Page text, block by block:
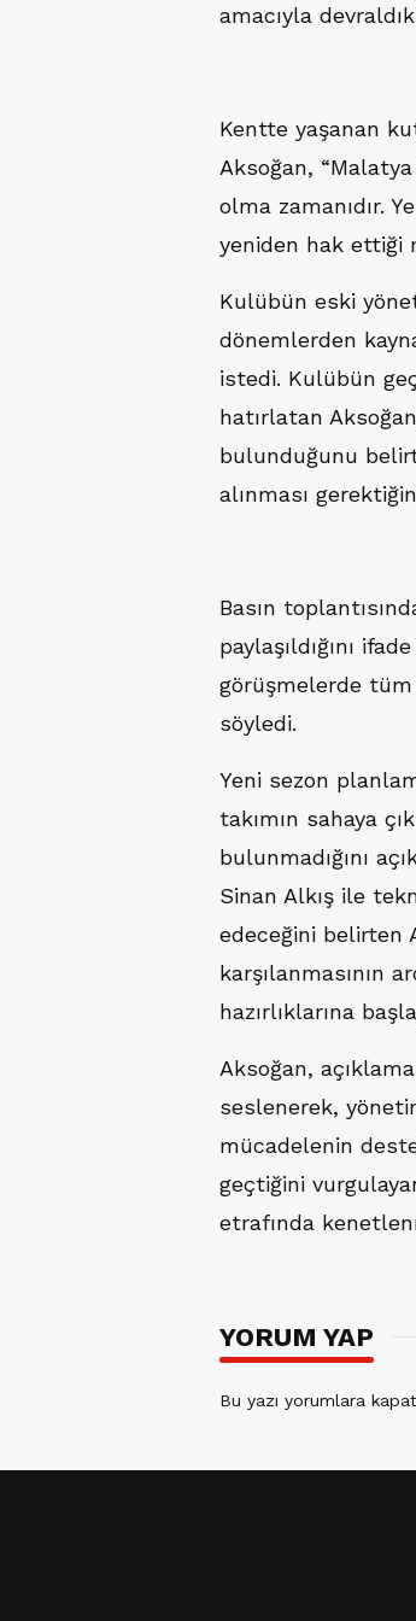
amacıyla
Kentte yaşanan
Aksoğan,
olma zamanıdır.
yeniden hak ettiği
Kulübün eski
dönemlerden
istedi. Kulübün
hatırlatan
bulunduğunu
alınması
Basın
paylaşıldığını
görüşmelerde tüm
söyledi.
Yeni sezon
takımın sahaya
bulunmadığını
Sinan Alkış ile
edeceğini belirten
karşılanmasının
hazırlıklarına
Aksoğan,
seslenerek,
mücadelenin
geçtiğini
etrafında
YORUM YAP
Bu yazı yorumlara